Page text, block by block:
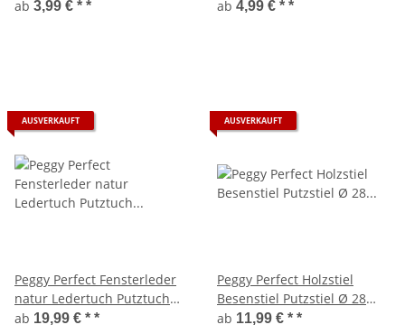
Abzieher Profi 50 cm
ab 3,99 € * *
Abzieher Profi 35 cm
ab 4,99 € * *
AUSVERKAUFT
Peggy Perfect Fensterleder
natur Ledertuch Putztuch
Poliertuch 68 x 50 cm
ab 19,99 € * *
AUSVERKAUFT
Peggy Perfect Holzstiel
Besenstiel Putzstiel Ø 28
mm 140 cm 100 % FSC
ab 11,99 € * *